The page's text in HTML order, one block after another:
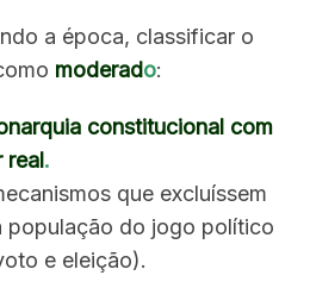
a época, classificar o
moderado:
constitucional com
real.
que excluíssem
população do jogo político
e eleição).